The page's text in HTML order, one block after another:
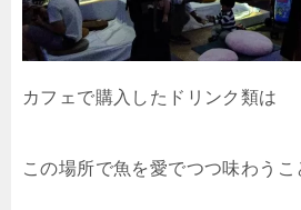
カフェで購入したドリンク類は
この場所で魚を愛でつつ味わうこ